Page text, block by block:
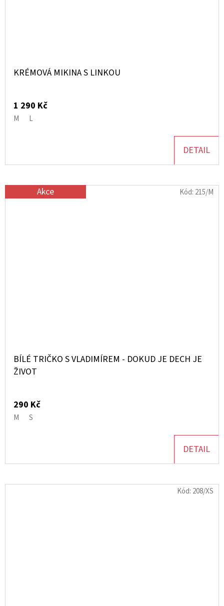
KRÉMOVÁ MIKINA S LINKOU
1 290 Kč
M L
DETAIL
Akce
BÍLÉ TRIČKO S VLADIMÍREM - DOKUD JE DECH JE
ŽIVOT
290 Kč
M S
DETAIL
Kód: 215/M
Kód: 208/XS